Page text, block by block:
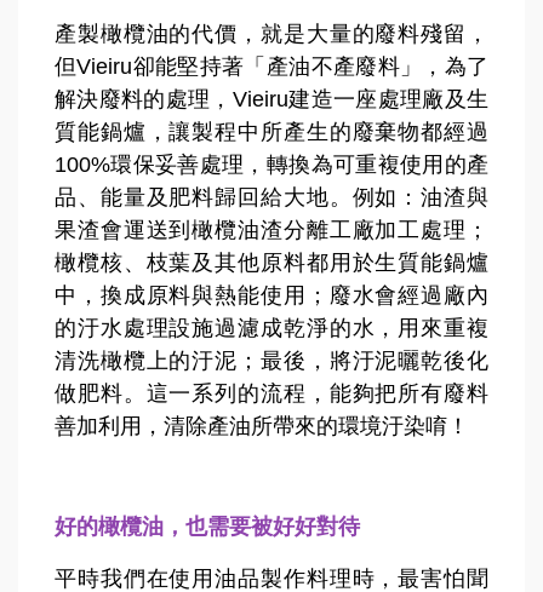
產製橄欖油的代價，就是大量的廢料殘留，
但Vieiru卻能堅持著「產油不產廢料」，為了
解決廢料的處理，Vieiru建造一座處理廠及生
質能鍋爐，讓製程中所產生的廢棄物都經過
100%環保妥善處理，轉換為可重複使用的產
品、能量及肥料歸回給大地。例如：油渣與
果渣會運送到橄欖油渣分離工廠加工處理；
橄欖核、枝葉及其他原料都用於生質能鍋爐
中，換成原料與熱能使用；廢水會經過廠內
的汙水處理設施過濾成乾淨的水，用來重複
清洗橄欖上的汙泥；最後，將汙泥曬乾後化
做肥料。這一系列的流程，能夠把所有廢料
善加利用，清除產油所帶來的環境汙染唷！
好的橄欖油，也需要被好好對待
平時我們在使用油品製作料理時，最害怕聞